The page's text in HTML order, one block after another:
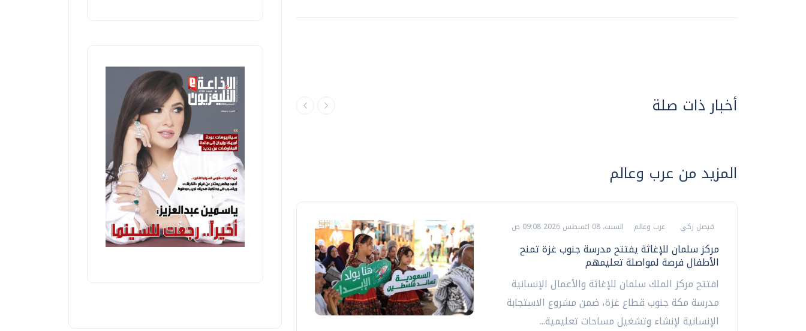
أخبار ذات صلة
المزيد من عرب وعالم
فيصل زكي عرب وعالم السبت، 08 اغسطس 2026 09:08 ص
مركز سلمان للإغاثة يفتتح مدرسة جنوب غزة تمنح
الأطفال فرصة لمواصلة تعليمهم
افتتح مركز الملك سلمان للإغاثة والأعمال الإنسانية
مدرسة مكة جنوب قطاع غزة، ضمن مشروع الاستجابة
الإنسانية لإنشاء وتشغيل مساحات تعليمية...